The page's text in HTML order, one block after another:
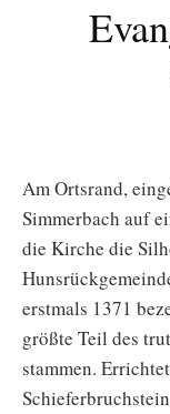
Am Ortsrand,
Simmerbach auf
die Kirche die
erstmals 1371
größte Teil des
stammen.